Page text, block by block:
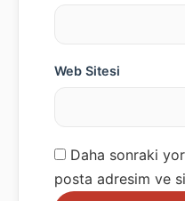
Web Sitesi
Daha sonraki
posta adresim ve